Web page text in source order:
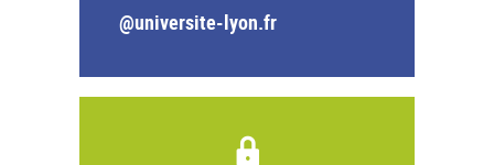
@universite-lyon.fr